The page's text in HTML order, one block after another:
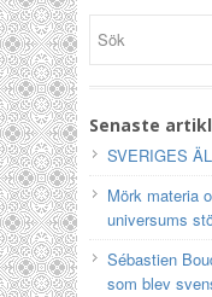
Senaste
SVERIGES
Mörk materia
universums
Sébastien
som blev